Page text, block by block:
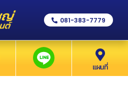
081-383-7779
แผนที่